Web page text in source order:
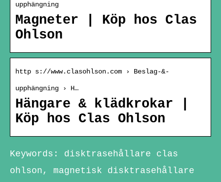
upphängning
Magneter | Köp hos Clas
Ohlson
http s://www.clasohlson.com › Beslag-&-
upphängning › H…
Hängare & klädkrokar |
Köp hos Clas Ohlson
Keywords: disktrasehållare clas
ohlson, magnetisk disktrasehållare